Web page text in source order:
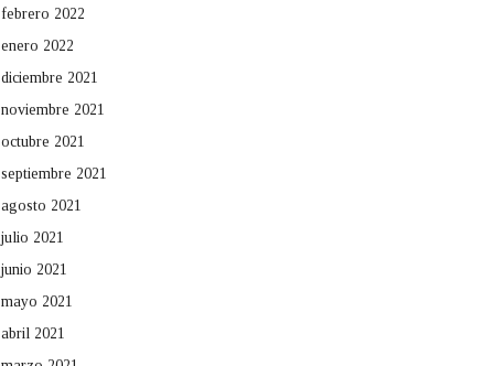
febrero 2022
enero 2022
diciembre 2021
noviembre 2021
octubre 2021
septiembre 2021
agosto 2021
julio 2021
junio 2021
mayo 2021
abril 2021